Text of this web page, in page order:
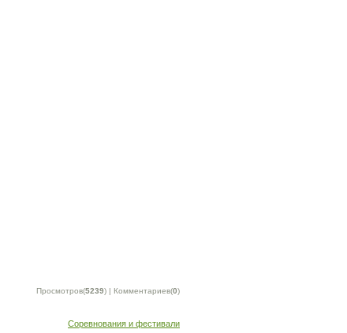
Просмотров(5239) | Комментариев(0)
Соревнования и фестивали